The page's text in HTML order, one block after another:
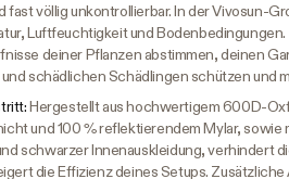
fast völlig unkontrollierbar. In der Vivosun-
Luftfeuchtigkeit und Bodenbedingungen.
deiner Pflanzen abstimmen, deinen
schädlichen Schädlingen schützen und
Hergestellt aus hochwertigem 600D-
und 100 % reflektierendem Mylar,
schwarzer Innenauskleidung, verhindert
die Effizienz deines Setups.